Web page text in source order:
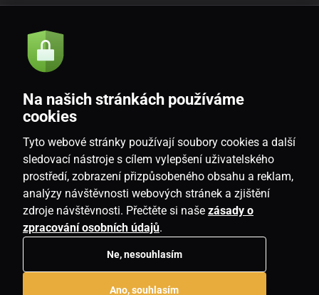
Akcie a novinky e-mailom
Souhlasím sezásadami zpracování osobních údajů
SK
www.housemania.sk
Na našich stránkách používáme
cookies
Tyto webové stránky používají soubory cookies a další
sledovací nástroje s cílem vylepšení uživatelského
prostředí, zobrazení přizpůsobeného obsahu a reklam,
analýzy návštěvnosti webových stránek a zjištění
zdroje návštěvnosti. Přečtěte si naše zásady o
zpracování osobních údajů.
Ne, nesouhlasím
Ano, souhlasím